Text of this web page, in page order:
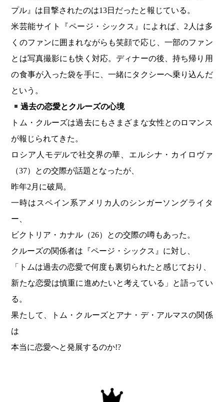
プル』は目撃されたのは13日だったと報じている。
米芸能サイト『ページ・シックス』によれば、2人は多
くのファンに囲まれながらも笑顔で応じ、一部のファン
とは写真撮影にも快く対応。ディナーの後、持ち帰り用
の食事が入った袋を手に、一緒にタクシーへ乗り込んだ
という。
過去の恋愛とクルーズの心境
トム・クルーズは過去にもさまざまな女性とのロマンス
が報じられてきた。
ロシア人モデルで社交界の華、エルシナ・カイロヴァ
（37）との交際が話題となったが、
昨年2月に破局。
一時はスペイン系アメリカ人のシンガーソングライタ
ー、
ビクトリア・カナル（26）との交際の噂もあった。
クルーズの関係者は『ページ・シックス』に対し、
「トムは過去の恋愛で何度も裏切られたと感じており、
新たな恋愛は慎重に進めたいと考えている」と語ってい
る。
果たして、トム・クルーズとアナ・デ・アルマスの関係
は
本当に恋愛へと発展するのか!?